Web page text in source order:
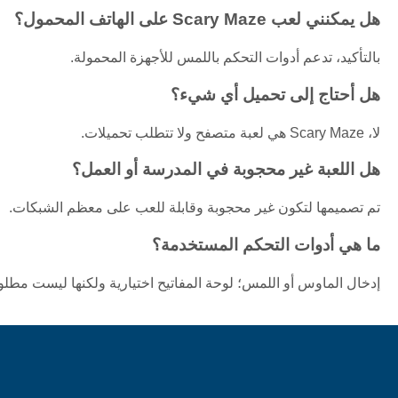
هل يمكنني لعب Scary Maze على الهاتف المحمول؟
بالتأكيد، تدعم أدوات التحكم باللمس للأجهزة المحمولة.
هل أحتاج إلى تحميل أي شيء؟
لا، Scary Maze هي لعبة متصفح ولا تتطلب تحميلات.
هل اللعبة غير محجوبة في المدرسة أو العمل؟
تم تصميمها لتكون غير محجوبة وقابلة للعب على معظم الشبكات.
ما هي أدوات التحكم المستخدمة؟
إدخال الماوس أو اللمس؛ لوحة المفاتيح اختيارية ولكنها ليست